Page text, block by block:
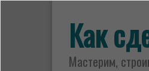
Как
Мастерим,